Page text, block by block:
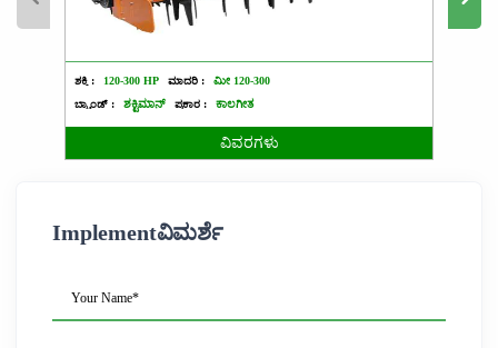
ಶಕ್ತಿ : 120-300 HP ಮಾದರಿ :
ಮೀ 120-300
ಬ್ರ್ಯಾಂಡ್ :
ಶಕ್ಟಿಮಾನ್ ಪ್ರಕಾರ : ಕಾಲಗೀತ
ವಿವರಗಳು
Implementವಿಮರ್ಶೆ
Your Name*